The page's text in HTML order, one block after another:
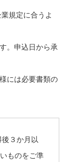
規定に合うよ
。申込日から承
には必要書類の
３か月以
ものをご準